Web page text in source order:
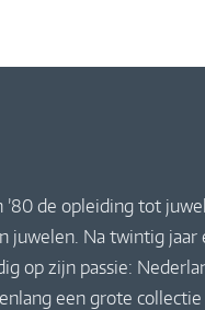
de opleiding tot
juwelen. Na twintig
op zijn passie:
een grote collectie